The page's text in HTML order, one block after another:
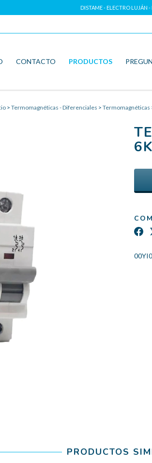
DISTAME - ELECTRO LUJÁN -
CONTACTO PRODUCTOS
> Termomagnéticas - Diferenciales > Termomagnéticas
PRODUCTOS